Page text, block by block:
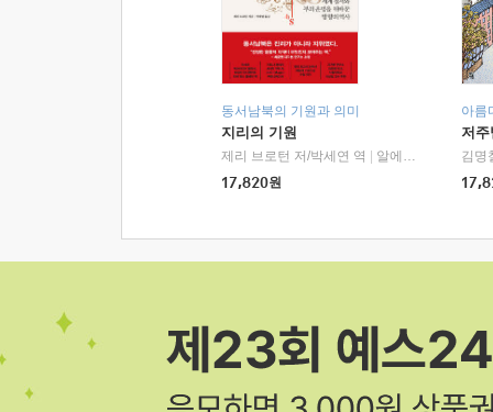
동서남북의 기원과 의미
지리의 기원
제리 브로턴 저/박세연 역
알에이치코리아(RHK)
17,820원
아름
저
김명